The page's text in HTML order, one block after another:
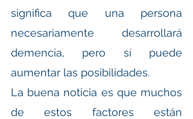
significa que una persona
necesariamente desarrollará
demencia, pero sí puede
aumentar las posibilidades.
La buena noticia es que muchos
de estos factores están